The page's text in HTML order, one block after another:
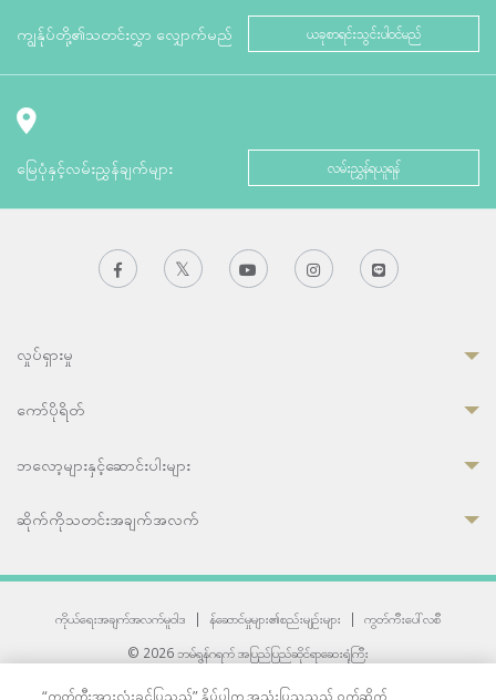
ကျွန်ုပ်တို့၏သတင်းလွှာ လျှောက်မည် ယခုစာရင်းသွင်းပါဝင်မည်
မြေပုံနှင့်လမ်းညွှန်ချက်များ လမ်းညွှန်ရယူရန်
လှုပ်ရှားမှု
ကော်ပိုရိတ်
ဘလော့များနှင့်ဆောင်းပါးများ
ဆိုက်ကိုသတင်းအချက်အလက်
ကိုယ်ရေးအချက်အလက်မူဝါဒ | န်ဆောင်မှုများ၏စည်းမျဉ်းများ |
ကွတ်ကီးပေါ်လစီ
© 2026 ဘမ်ရွန်ဂရက် အပြည်ပြည်ဆိုင်ရာဆေးရုံကြီး
“ကွတ်ကီးအားလုံးခွင့်ပြုသည်” နှိပ်ပါက အသုံးပြုသူသည် ဝက်ဆိုက်